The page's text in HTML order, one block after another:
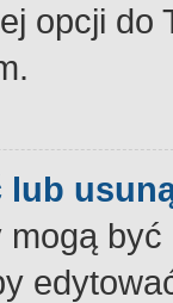
opcji